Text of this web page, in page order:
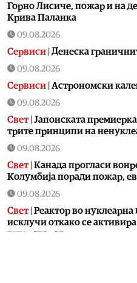
Горно Лисиче, пожар и на
Крива Паланка
09.08.2026
Сервиси Денеска
09.08.2026
Сервиси Астрономски
09.08.2026
Свет| Јапонската
трите принципи на
09.08.2026
Свет| Канада прогласи
Колумбија поради пожар,
09.08.2026
Свет| Реактор во нуклеарна
исклучи откако се
генераторот